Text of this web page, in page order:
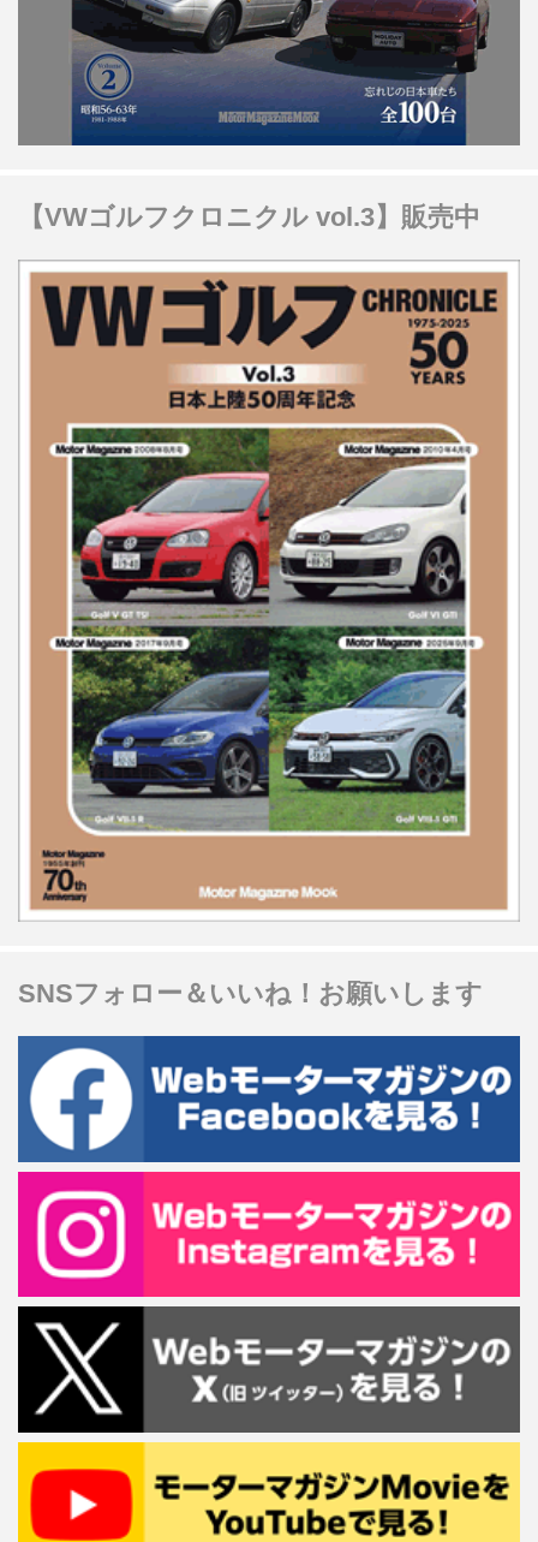
【VWゴルフクロニクル vol.3】販売中
SNSフォロー＆いいね！お願いします